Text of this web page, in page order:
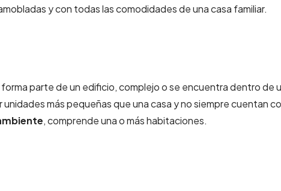
y con todas las comodidades de una casa familiar.
parte de un edificio,complejo o se encuentra dentro de
más pequeñas que una casa y no siempre cuentan
, comprende una o más habitaciones.